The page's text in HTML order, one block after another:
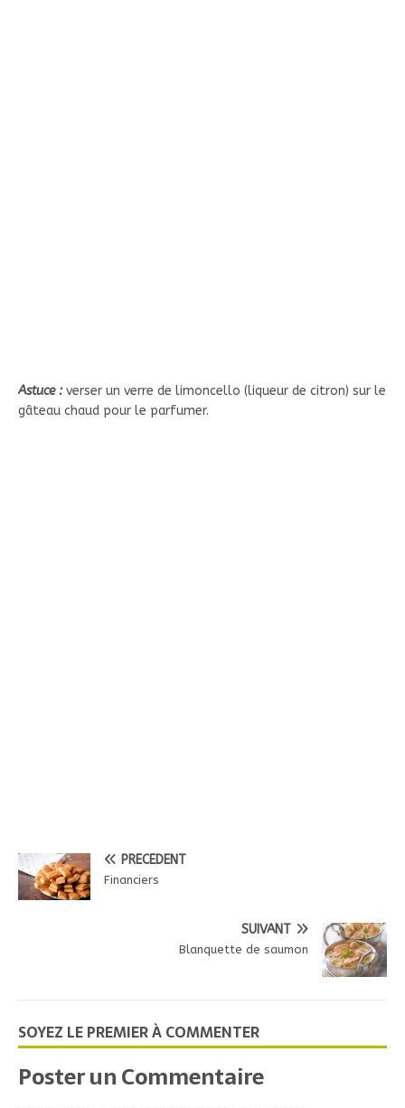
Astuce :verser un verre de limoncello (liqueur de citron) sur le
gâteau chaud pour le parfumer.
PRÉCÉDENT
Financiers
SUIVANT
Blanquette de saumon
SOYEZ LE PREMIER À COMMENTER
Poster un Commentaire